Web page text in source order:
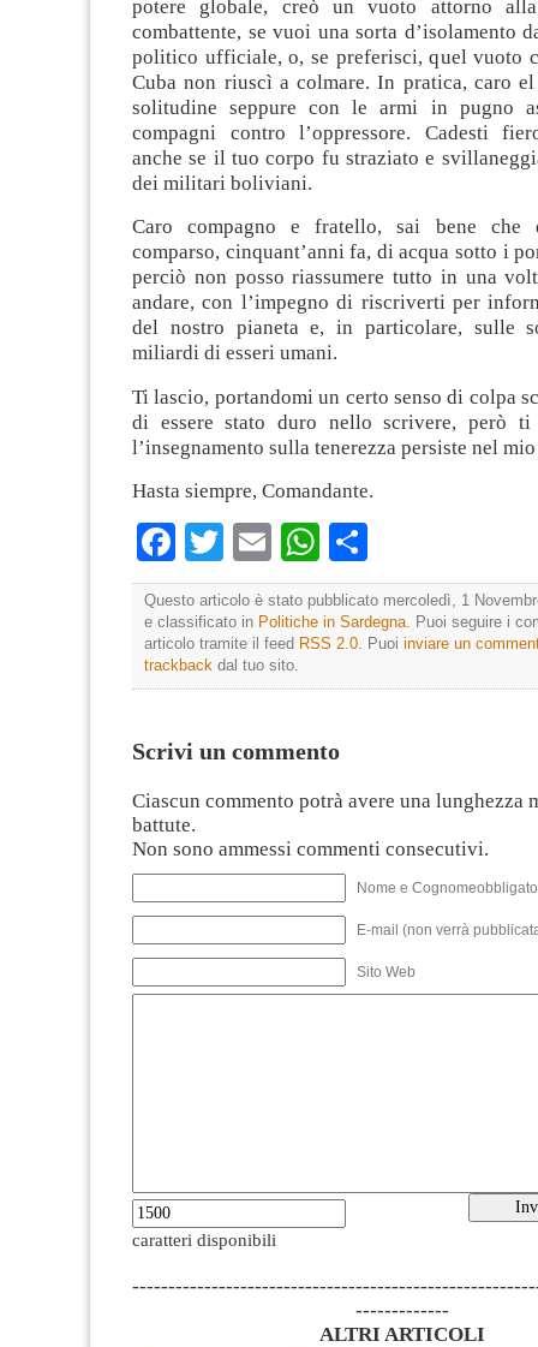
potere globale, creò un vuoto attorno
combattente, se vuoi una sorta d’isolamento
politico ufficiale, o, se preferisci, quel vuoto
Cuba non riuscì a colmare. In pratica, caro
solitudine seppure con le armi in pugno
compagni contro l’oppressore. Cadesti
anche se il tuo corpo fu straziato e
dei militari boliviani.
Caro compagno e fratello, sai bene che
comparso, cinquant’anni fa, di acqua sotto i
perciò non posso riassumere tutto in una
andare, con l’impegno di riscriverti per
del nostro pianeta e, in particolare, sulle
miliardi di esseri umani.
Ti lascio, portandomi un certo senso di colpa
di essere stato duro nello scrivere, però ti
l’insegnamento sulla tenerezza persiste nel
Hasta siempre, Comandante.
Facebook
TwitterEmailWhatsApp
Questo articolo è stato pubblicato mercoledì, 1
e classificato in Politiche in Sardegna . Puoi seguire i
articolo tramite il feed RSS 2.0 . Puoi inviare un
trackback dal tuo sito.
Scrivi un commento
Ciascun commento potrà avere una lunghezza
battute.
Non sono ammessi commenti consecutivi.
Nome e
E-mail (non verrà
Sito Web
caratteri disponibili
-------------
ALTRI ARTICOLI